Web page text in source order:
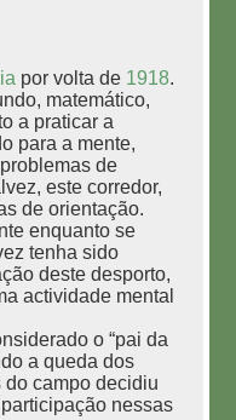
por volta de 1918.
matemático,
a praticar a
para a mente,
de
este corredor,
de orientação.
enquanto se
tenha sido
deste desporto,
actividade mental
o “pai da
a queda dos
do campo decidiu
nessas